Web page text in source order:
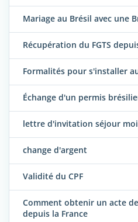
Mariage au Brésil avec une
Récupération du FGTS
Formalités pour s'installer
Échange d'un permis
lettre d'invitation séjour
change d'argent
Validité du CPF
Comment obtenir un acte
depuis la France